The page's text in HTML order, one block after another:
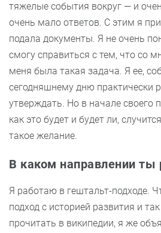
тяжелые события вокруг — и
очень мало ответов. С этим я
подала документы. Я не очень
смогу справиться с тем, что со
меня была такая задача. Я ее,
сегодняшнему дню практически
утверждать. Но в начале своего
как это будет и будет ли,
такое желание.
В каком направлении ты
Я работаю в гештальт-подходе.
подход с историей развития и
прочитать в википедии, я же